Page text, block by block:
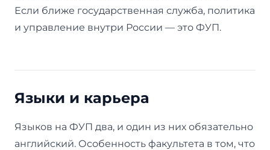
Если ближе государственная служба, политика
и управление внутри России — это ФУП.
Языки и карьера
Языков на ФУП два, и один из них обязательно
английский. Особенность факультета в том, что